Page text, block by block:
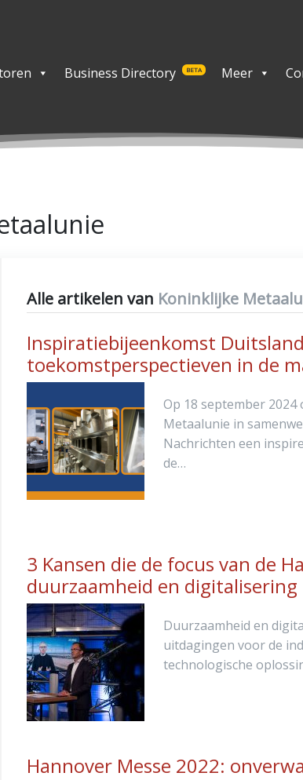
Business Directory BETA Meer
Alle artikelen van Koninklijke
Inspiratiebijeenkomst
toekomstperspectieven in de
Op 18 september
Metaalunie in
Nachrichten een
de…
3 Kansen die de focus van de
duurzaamheid en
Duurzaamheid en
uitdagingen voor de
technologische
Hannover Messe 2022: